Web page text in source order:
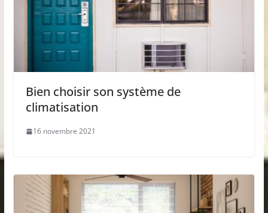
Bien choisir son système de
climatisation
16 novembre 2021